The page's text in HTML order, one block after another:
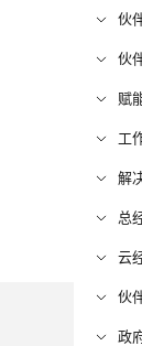
伙
伙
赋
工
解
总
云
伙
政
增值电